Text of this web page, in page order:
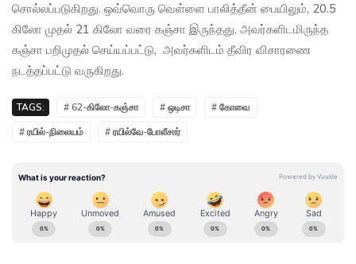
சொல்லப்படுகிறது. ஒவ்வொரு வெள்ளை பாலித்தீன் பையிலும், 20.5
கிலோ முதல் 21 கிலோ வரை கஞ்சா இருந்தது. அவர்களிடமிருந்த
கஞ்சா பறிமுதல் செய்யப்பட்டு, அவர்களிடம் தீவிர விசாரணை
நடத்தப்பட்டு வருகிறது.
TAGS: # 62-கிலோ-கஞ்சா # ஒடிசா
# கோவை
# ரயில்-நிலையம்
# ரயில்வே-போலீசார்